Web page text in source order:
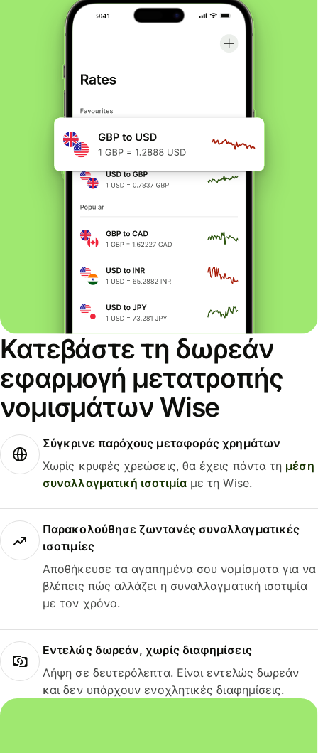
Κατεβάστε τη δωρεάν
εφαρμογή μετατροπής
νομισμάτων Wise
Σύγκρινε παρόχους μεταφοράς χρημάτων
Χωρίς κρυφές χρεώσεις, θα έχεις πάντα τη μέση
συναλλαγματική ισοτιμίαμε τη Wise.
Παρακολούθησε ζωντανές συναλλαγματικές
ισοτιμίες
Αποθήκευσε τα αγαπημένα σου νομίσματα για να
βλέπεις πώς αλλάζει η συναλλαγματική ισοτιμία
με τον χρόνο.
Εντελώς δωρεάν, χωρίς διαφημίσεις
Λήψη σε δευτερόλεπτα. Είναι εντελώς δωρεάν
και δεν υπάρχουν ενοχλητικές διαφημίσεις.